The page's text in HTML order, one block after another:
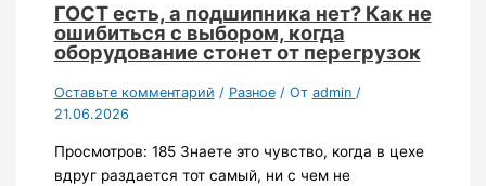
ГОСТ есть, а подшипника нет? Как не
ошибиться с выбором, когда
оборудование стонет от перегрузок
Оставьте комментарий / Разное/ От admin /
21.06.2026
Просмотров: 185 Знаете это чувство, когда в цехе
вдруг раздается тот самый, ни с чем не